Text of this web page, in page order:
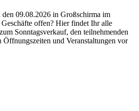
den 09.08.2026 in Großschirma im
offen? Hier findet Ihr alle
Sonntagsverkauf, den teilnehmenden
Öffnungszeiten und Veranstaltungen vor